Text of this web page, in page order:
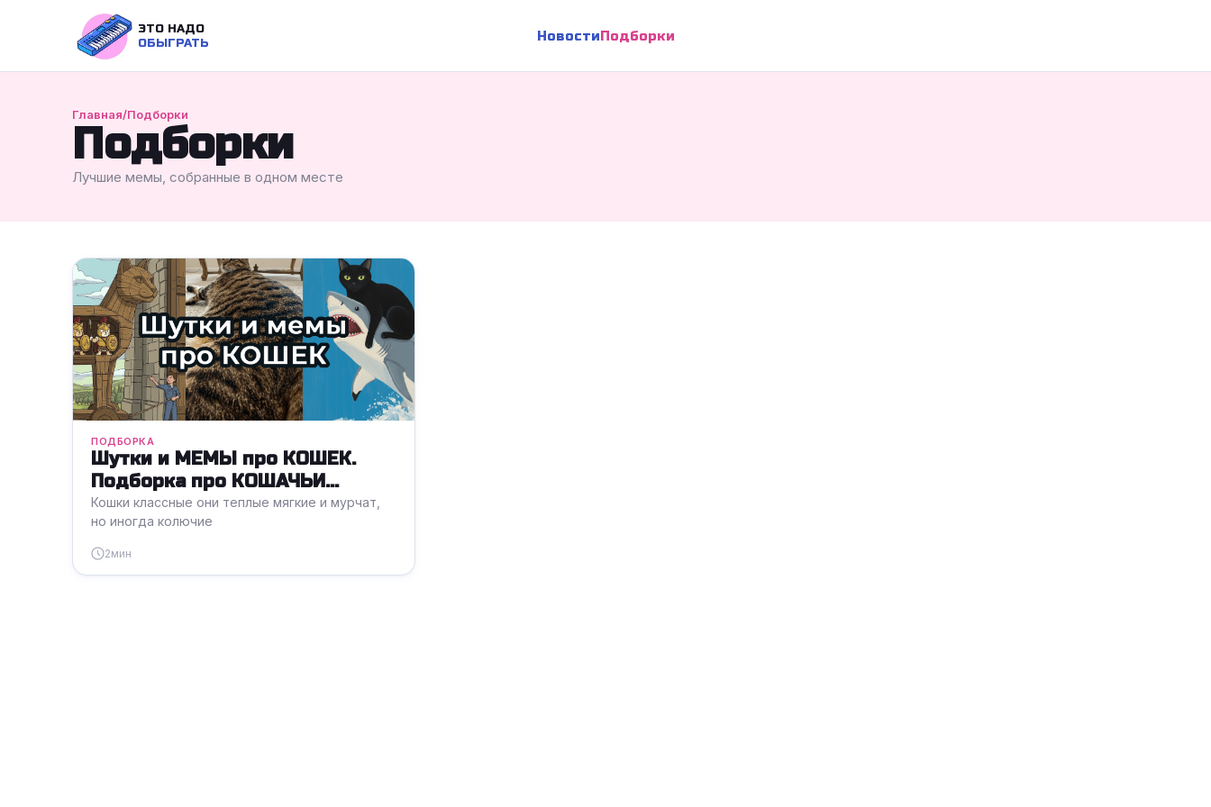
ЭТО НАДО
ОБЫГРАТЬ
НовостиПодборки
Главная/Подборки
Подборки
Лучшие мемы, собранные в одном месте
ПОДБОРКА
Шутки и МЕМЫ про КОШЕК.
Подборка про КОШАЧЬИ
ПОРЯДКИ
Кошки классные они теплые мягкие и мурчат,
но иногда колючие
2мин